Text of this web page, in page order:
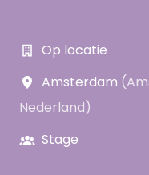
Op locatie
Amsterdam (
Nederland)
Stage